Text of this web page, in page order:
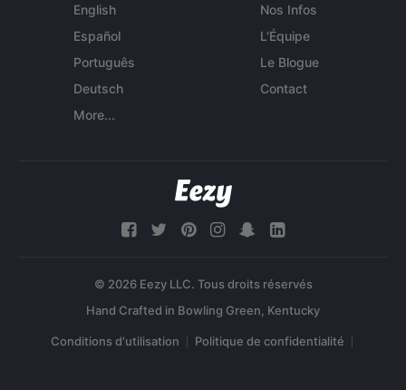
English
Español
Português
Deutsch
More...
Nos Infos
L'Équipe
Le Blogue
Contact
© 2026 Eezy LLC. Tous droits réservés
Conditions d'utilisation Politique de confidentialité